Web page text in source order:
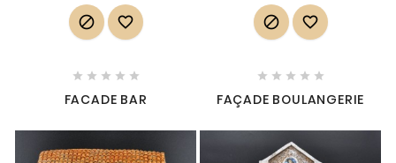
 
    
FACADE BAR
 
    
FAÇADE BOULANGERIE